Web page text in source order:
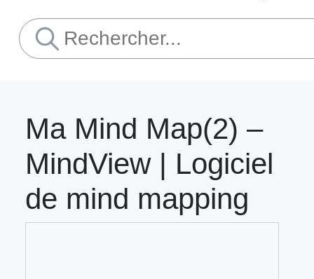
Ma Mind Map(2) –
MindView | Logiciel
de mind mapping